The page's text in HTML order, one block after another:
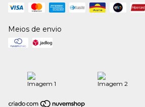
Meios de envio